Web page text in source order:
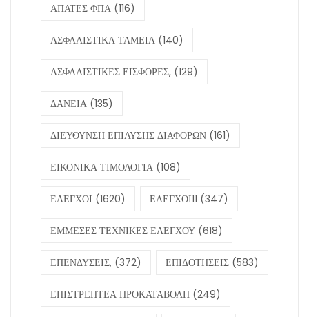
ΑΠΑΤΕΣ ΦΠΑ (116)
ΑΣΦΑΛΙΣΤΙΚΑ ΤΑΜΕΙΑ (140)
ΑΣΦΑΛΙΣΤΙΚΕΣ ΕΙΣΦΟΡΕΣ, (129)
ΔΑΝΕΙΑ (135)
ΔΙΕΥΘΥΝΣΗ ΕΠΙΛΥΣΗΣ ΔΙΑΦΟΡΩΝ (161)
ΕΙΚΟΝΙΚΑ ΤΙΜΟΛΟΓΙΑ (108)
ΕΛΕΓΧΟΙ (1620) ΕΛΕΓΧΟΙ11 (347)
ΕΜΜΕΣΕΣ ΤΕΧΝΙΚΕΣ ΕΛΕΓΧΟΥ (618)
ΕΠΕΝΔΥΣΕΙΣ, (372) ΕΠΙΔΟΤΗΣΕΙΣ (583)
ΕΠΙΣΤΡΕΠΤΕΑ ΠΡΟΚΑΤΑΒΟΛΗ (249)